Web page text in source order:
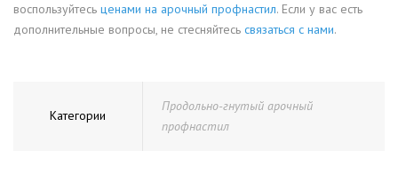
воспользуйтесь ценами на арочный профнастил. Если у вас есть
дополнительные вопросы, не стесняйтесь связаться с нами.
Категории
Продольно-гнутый арочный
профнастил